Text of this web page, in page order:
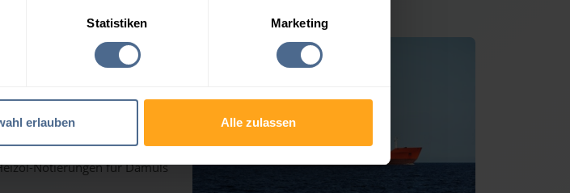
Statistiken Marketing
erlauben Alle zulassen
ziehen ebenfalls
deutlich zugelegt und
Notierungen für Damüls